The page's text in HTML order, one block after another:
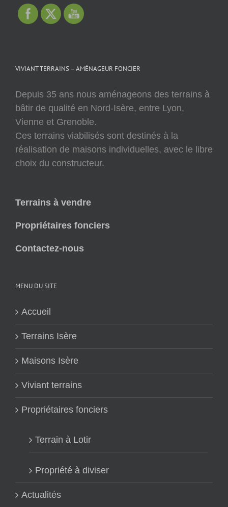
VIVIANT TERRAINS – AMÉNAGEUR FONCIER
Depuis 35 ans nous aménageons des terrains à
bâtir de qualité en Nord-Isère, entre Lyon,
Vienne et Grenoble.
Ces terrains viabilisés sont destinés à la
réalisation de maisons individuelles, avec le libre
choix du constructeur.
Terrains à vendre
Propriétaires fonciers
Contactez-nous
MENU DU SITE
Accueil
Terrains Isère
Maisons Isère
Viviant terrains
Propriétaires fonciers
Terrain à Lotir
Propriété à diviser
Actualités